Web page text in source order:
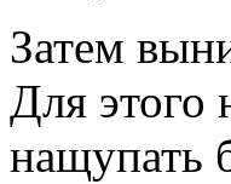
Затем
Для этого
нащупать